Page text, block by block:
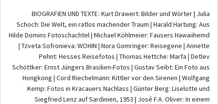
BIOGRAFIEN UND TEXTE : Kurt Drawert: Bilder und Wörter | Julia
Schoch: Die Welt, ein ratlos machender Traum | Harald Hartung: Aus
Hilde Domins Fotoschachtel | Michael Köhlmeier: Fausers Hawaiihemd
| Tzveta Sofronieva: WOHIN | Nora Gomringer: Reisegene | Annette
Pehnt: Hesses Reisefotos | Thomas Hettche: Marfa | Detlev
Schöttker: Ernst Jüngers Brasilien-Fotos | Gustav Seibt: Ein Foto aus
Hongkong | Cord Riechelmann: Kittler vor den Sirenen | Wolfgang
Kemp: Fotos in Kracauers Nachlass | Günter Berg: Liselotte und
Siegfried Lenz auf Sardinien, 1953 | José F.A. Oliver: In einem